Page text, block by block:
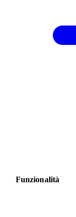
Funzionalità